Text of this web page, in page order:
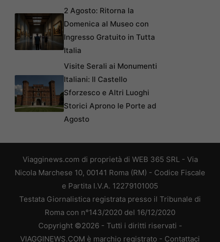
2 Agosto: Ritorna la
Domenica al Museo con
Ingresso Gratuito in Tutta
Italia
Visite Serali ai Monumenti
Italiani: Il Castello
Sforzesco e Altri Luoghi
Storici Aprono le Porte ad
Agosto
Viagginews.com di proprietà di WEB 365 SRL - Via
Nicola Marchese 10, 00141 Roma (RM) - Codice Fiscale
e Partita I.V.A. 12279101005
Testata Giornalistica registrata presso il Tribunale di
Roma con n°143/2020 del 16/12/2020
Copyright ©2026 - Tutti i diritti riservati -
VIAGGINEWS.COM è marchio registrato - Contattaci